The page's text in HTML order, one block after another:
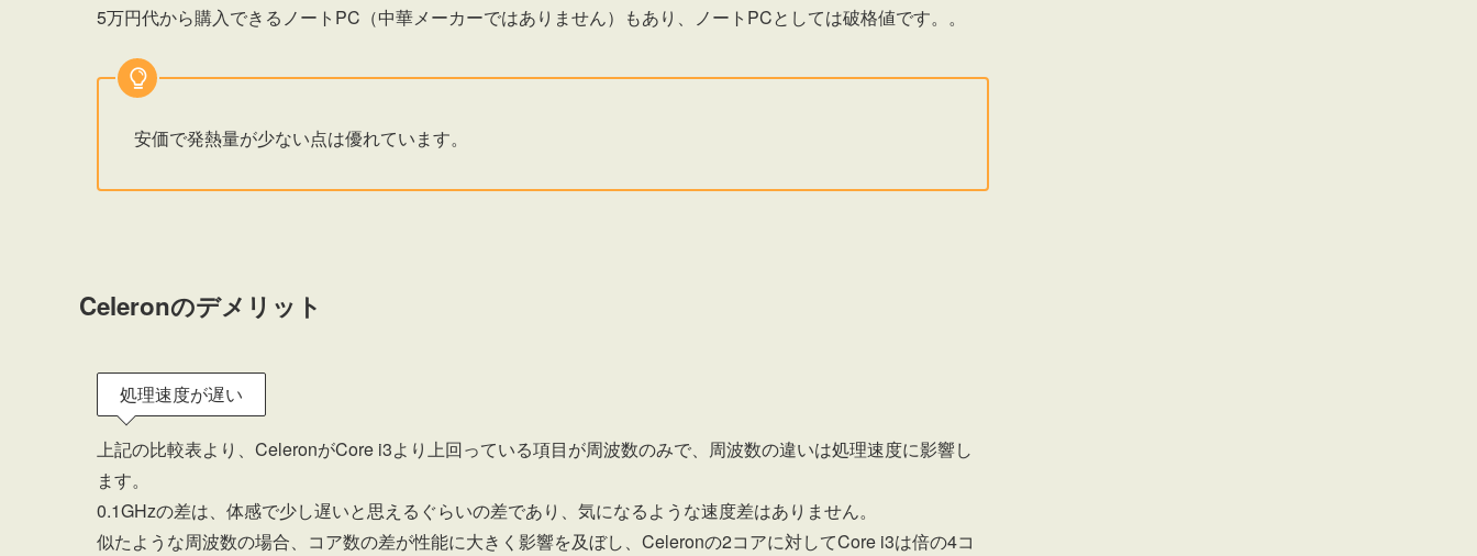
5万円代から購入できるノートPC（中華メーカーではありません）もあり、ノートPCとしては破格値です。。
安価で発熱量が少ない点は優れています。
Celeronのデメリット
処理速度が遅い
上記の比較表より、CeleronがCore i3より上回っている項目が周波数のみで、周波数の違いは処理速度に影響し
ます。
0.1GHzの差は、体感で少し遅いと思えるぐらいの差であり、気になるような速度差はありません。
似たような周波数の場合、コア数の差が性能に大きく影響を及ぼし、Celeronの2コアに対してCore i3は倍の4コ